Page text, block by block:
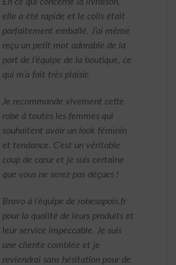
elle a été rapide et le colis était
parfaitement emballé. J’ai même
reçu un petit mot adorable de la
part de l’équipe de la boutique, ce
qui m’a fait très plaisir.
Je recommande vivement cette
robe à toutes les femmes qui
souhaitent avoir un look féminin
et tendance. C’est un véritable
coup de cœur et je suis certaine
que vous ne serez pas déçues !
Bravo à l’équipe de robesapois.fr
pour la qualité de leurs produits et
leur service impeccable. Je suis
une cliente comblée et je
reviendrai sans hésitation pour de